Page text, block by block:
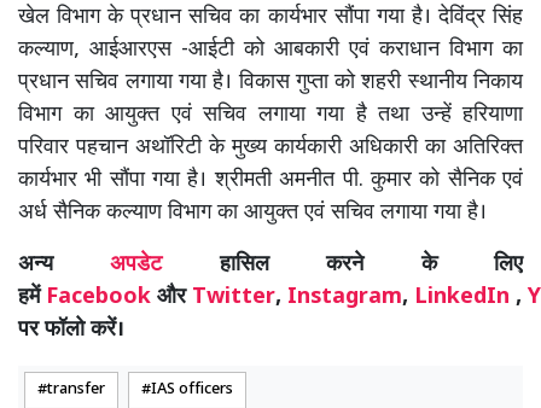
खेल विभाग के प्रधान सचिव का कार्यभार सौंपा गया है। देविंद्र सिंह
कल्याण, आईआरएस -आईटी को आबकारी एवं कराधान विभाग का
प्रधान सचिव लगाया गया है। विकास गुप्ता को शहरी स्थानीय निकाय
विभाग का आयुक्त एवं सचिव लगाया गया है तथा उन्हें हरियाणा
परिवार पहचान अथॉरिटी के मुख्य कार्यकारी अधिकारी का अतिरिक्त
कार्यभार भी सौंपा गया है। श्रीमती अमनीत पी. कुमार को सैनिक एवं
अर्ध सैनिक कल्याण विभाग का आयुक्त एवं सचिव लगाया गया है।
अन्यअपडेटहासिल करने के लिए
हमें Facebook और Twitter, Instagram, LinkedIn ,
पर फॉलो करें।
transfer IAS officers